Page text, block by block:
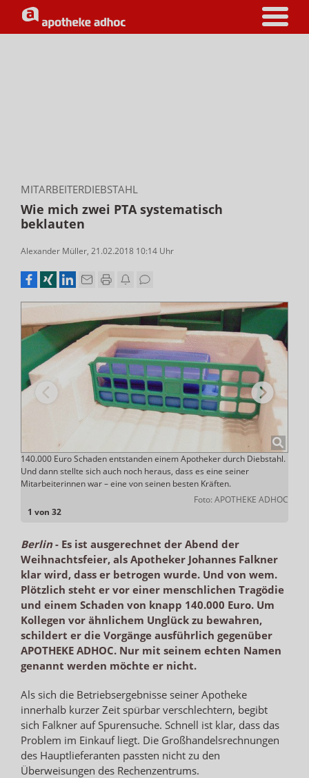
MITARBEITERDIEBSTAHL
Wie mich zwei PTA systematisch
beklauten
Alexander Müller, 21.02.2018 10:14 Uhr
1 von 32
140.000 Euro Schaden entstanden einem Apotheker durch Diebstahl.
Und dann stellte sich auch noch heraus, dass es eine seiner
Mitarbeiterinnen war – eine von seinen besten Kräften.
Foto: APOTHEKE ADHOC
Berlin- Es ist ausgerechnet der Abend der
Weihnachtsfeier, als Apotheker Johannes Falkner
klar wird, dass er betrogen wurde. Und von wem.
Plötzlich steht er vor einer menschlichen Tragödie
und einem Schaden von knapp 140.000 Euro. Um
Kollegen vor ähnlichem Unglück zu bewahren,
schildert er die Vorgänge ausführlich gegenüber
APOTHEKE ADHOC. Nur mit seinem echten Namen
genannt werden möchte er nicht.
Als sich die Betriebsergebnisse seiner Apotheke
innerhalb kurzer Zeit spürbar verschlechtern, begibt
sich Falkner auf Spurensuche. Schnell ist klar, dass das
Problem im Einkauf liegt. Die Großhandelsrechnungen
des Hauptlieferanten passten nicht zu den
Überweisungen des Rechenzentrums.